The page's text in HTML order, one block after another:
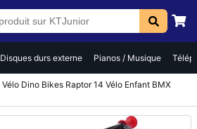
Disques durs externe Pianos / Musique
Vélo Dino Bikes Raptor 14 Vélo Enfant BMX